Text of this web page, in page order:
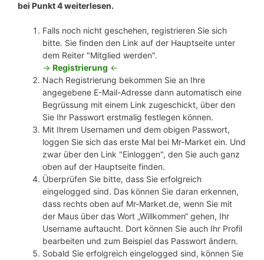
bei Punkt 4 weiterlesen.
Falls noch nicht geschehen, registrieren Sie sich
bitte. Sie finden den Link auf der Hauptseite unter
dem Reiter "Mitglied werden".
-> Registrierung <-
Nach Registrierung bekommen Sie an Ihre
angegebene E-Mail-Adresse dann automatisch eine
Begrüssung mit einem Link zugeschickt, über den
Sie Ihr Passwort erstmalig festlegen können.
Mit Ihrem Usernamen und dem obigen Passwort,
loggen Sie sich das erste Mal bei Mr-Market ein. Und
zwar über den Link "Einloggen", den Sie auch ganz
oben auf der Hauptseite finden.
Überprüfen Sie bitte, dass Sie erfolgreich
eingelogged sind. Das können Sie daran erkennen,
dass rechts oben auf Mr-Market.de, wenn Sie mit
der Maus über das Wort „Willkommen“ gehen, Ihr
Username auftaucht. Dort können Sie auch Ihr Profil
bearbeiten und zum Beispiel das Passwort ändern.
Sobald Sie erfolgreich eingelogged sind, können Sie